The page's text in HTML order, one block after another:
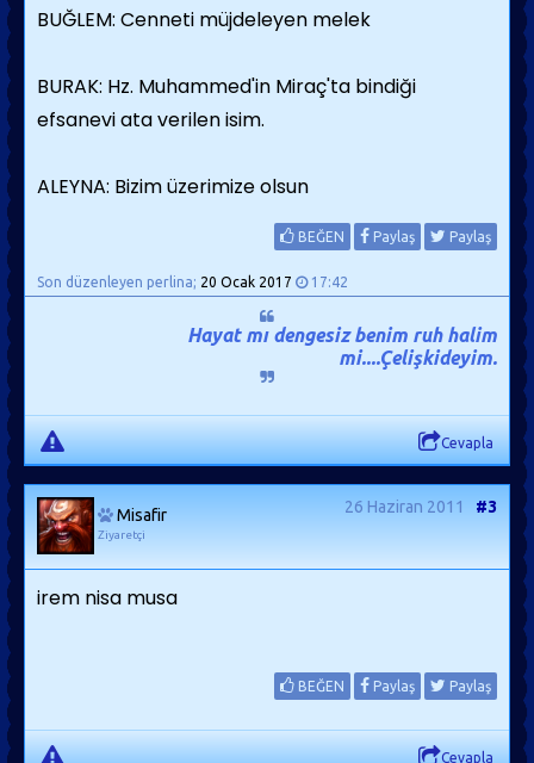
BUĞLEM: Cenneti müjdeleyen melek
BURAK: Hz. Muhammed'in Miraç'ta bindiği
efsanevi ata verilen isim.
ALEYNA: Bizim üzerimize olsun
BEĞEN Paylaş Paylaş
Son düzenleyen perlina; 20 Ocak 2017 17:42
Hayat mı dengesiz benim ruh halim
mi....Çelişkideyim.
Cevapla
Misafir
Ziyaretçi
26 Haziran 2011 #3
irem nisa musa
BEĞEN Paylaş Paylaş
Cevapla